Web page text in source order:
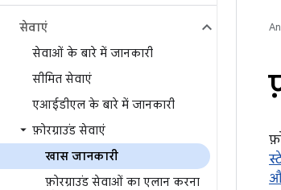
सेवाएं
सेवाओं के बारे में जानकारी
सीमित सेवाएं
एआईडीएल के बारे में जानकारी
फ़ोरग्राउंड सेवाएं
खास जानकारी
फ़ोरग्राउंड सेवाओं का एलान करना